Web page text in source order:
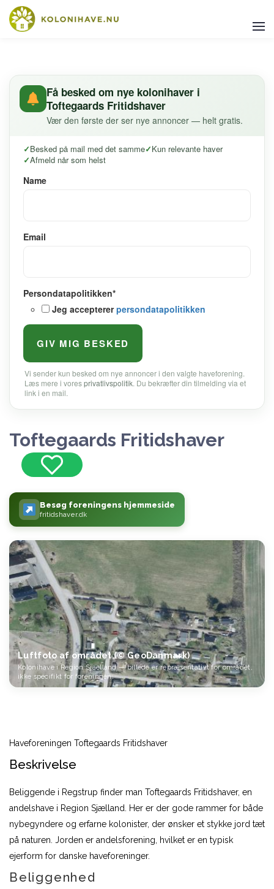
Få besked om nye kolonihaver i
Toftegaards Fritidshaver
Vær den første der ser nye annoncer — helt gratis.
Besked på mail med det samme
Kun relevante haver
Afmeld når som helst
Name
Email
Persondatapolitikken*
Jeg acceptererpersondatapolitikken
Vi sender kun besked om nye annoncer i den valgte haveforening.
Læs mere i voresprivatlivspolitik. Du bekræfter din tilmelding via et
link i en mail.
Toftegaards Fritidshaver
Besøg foreningens hjemmeside
fritidshaver.dk
Luftfoto af området (© GeoDanmark)
Kolonihave i Region Sjaelland — billede er repræsentativt for området,
ikke specifikt for foreningen.
Haveforeningen Toftegaards Fritidshaver
Beskrivelse
Beliggende i Regstrup finder man Toftegaards Fritidshaver, en
andelshave i Region Sjælland. Her er der gode rammer for både
nybegyndere og erfarne kolonister, der ønsker et stykke jord tæt
på naturen. Jorden er andelsforening, hvilket er en typisk
ejerform for danske haveforeninger.
Beliggenhed